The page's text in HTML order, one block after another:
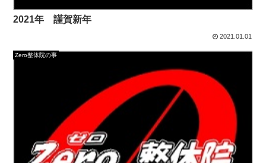
2021年 謹賀新年
2021.01.01
Zero整体院の事